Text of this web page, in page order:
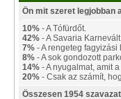
Ön mit szeret legjobban
10% - A Tófürdőt.
42% - A Savaria
7% - A rengeteg fagyizási
8% - A sok gondozott
14% - A nyugalmat, amit
20% - Csak az számít,
Összesen 1954 szavazat